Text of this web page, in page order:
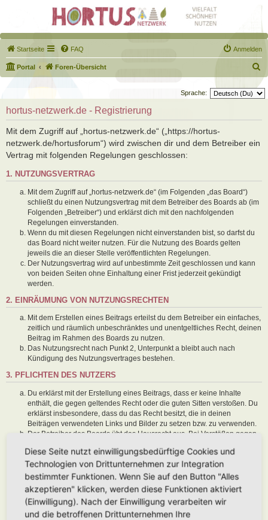
Startseite FAQ Anmelden
Portal Foren-Übersicht
u
c
Sprache:
hortus-netzwerk.de - Registrierung
Mit dem Zugriff auf „hortus-netzwerk.de“ („https://hortus-
netzwerk.de/hortusforum“) wird zwischen dir und dem Betreiber ein
Vertrag mit folgenden Regelungen geschlossen:
1. NUTZUNGSVERTRAG
Mit dem Zugriff auf „hortus-netzwerk.de“ (im Folgenden „das Board“)
schließt du einen Nutzungsvertrag mit dem Betreiber des Boards ab (im
Folgenden „Betreiber“) und erklärst dich mit den nachfolgenden
Regelungen einverstanden.
Wenn du mit diesen Regelungen nicht einverstanden bist, so darfst du
das Board nicht weiter nutzen. Für die Nutzung des Boards gelten
jeweils die an dieser Stelle veröffentlichten Regelungen.
Der Nutzungsvertrag wird auf unbestimmte Zeit geschlossen und kann
von beiden Seiten ohne Einhaltung einer Frist jederzeit gekündigt
werden.
2. EINRÄUMUNG VON NUTZUNGSRECHTEN
Mit dem Erstellen eines Beitrags erteilst du dem Betreiber ein einfaches,
zeitlich und räumlich unbeschränktes und unentgeltliches Recht, deinen
Beitrag im Rahmen des Boards zu nutzen.
Das Nutzungsrecht nach Punkt 2, Unterpunkt a bleibt auch nach
Kündigung des Nutzungsvertrages bestehen.
3. PFLICHTEN DES NUTZERS
Du erklärst mit der Erstellung eines Beitrags, dass er keine Inhalte
enthält, die gegen geltendes Recht oder die guten Sitten verstoßen. Du
erklärst insbesondere, dass du das Recht besitzt, die in deinen
Beiträgen verwendeten Links und Bilder zu setzen bzw. zu verwenden.
Der Betreiber des Boards übt das Hausrecht aus. Bei Verstößen gegen
Regeln kann der Betreiber dich nach Abmahnung zeitweise oder
dauerhaft von der Nutzung dieses Boards ausschließen und dir ein
Hausverbot erteilen.
Du nimmst zur Kenntnis, dass der Betreiber keine Verantwortung für die
Inhalte von Beiträgen übernimmt, die er nicht selbst erstellt hat oder die
er nicht zur Kenntnis genommen hat. Du gestattest dem Betreiber, dein
Benutzerkonto, Beiträge und Funktionen jederzeit zu löschen oder zu
Diese Seite nutzt einwilligungsbedürftige Cookies und
Technologien von Drittunternehmen zur Integration
bestimmter Funktionen. Wenn Sie auf den Button "Alles
akzeptieren" klicken, werden diese Funktionen aktiviert
(Einwilligung). Nach der Einwilligung verarbeiten wir
und die betroffenen Drittunternehmen Ihre